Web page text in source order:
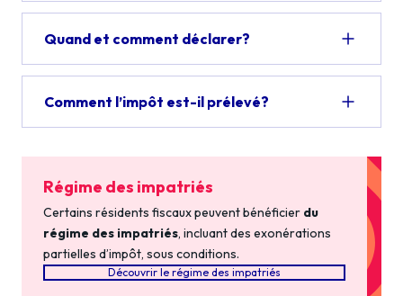
Quand et comment déclarer?
Comment l’impôt est-il prélevé?
Régime des impatriés
Certains résidents fiscaux peuvent bénéficier du
régime des impatriés, incluant des exonérations
partielles d’impôt, sous conditions.
Découvrir le régime des impatriés